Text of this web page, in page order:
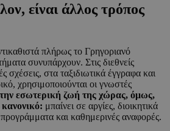
είναι άλλος τρόπος
πλήρως το Γρηγοριανό
συνυπάρχουν. Στις διεθνείς
σχέσεις, στα ταξιδιωτικά έγγραφα και
χρησιμοποιούνται οι γνωστές
εσωτερική ζωή της χώρας, όμως,
μπαίνει σε αργίες, διοικητικά
και καθημερινές αναφορές.